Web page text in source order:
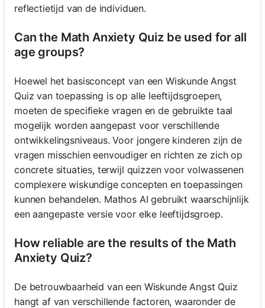
reflectietijd van de individuen.
Can the Math Anxiety Quiz be used for all
age groups?
Hoewel het basisconcept van een Wiskunde Angst
Quiz van toepassing is op alle leeftijdsgroepen,
moeten de specifieke vragen en de gebruikte taal
mogelijk worden aangepast voor verschillende
ontwikkelingsniveaus. Voor jongere kinderen zijn de
vragen misschien eenvoudiger en richten ze zich op
concrete situaties, terwijl quizzen voor volwassenen
complexere wiskundige concepten en toepassingen
kunnen behandelen. Mathos AI gebruikt waarschijnlijk
een aangepaste versie voor elke leeftijdsgroep.
How reliable are the results of the Math
Anxiety Quiz?
De betrouwbaarheid van een Wiskunde Angst Quiz
hangt af van verschillende factoren, waaronder de